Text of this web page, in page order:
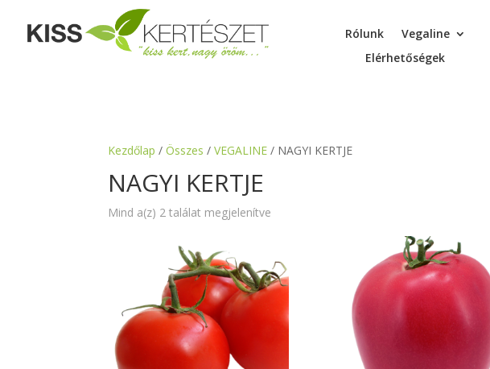
Rólunk
Vegaline
Elérhetőségek
Kezdőlap /Összes /VEGALINE / NAGYI KERTJE
NAGYI KERTJE
Mind a(z) 2 találat megjelenítve